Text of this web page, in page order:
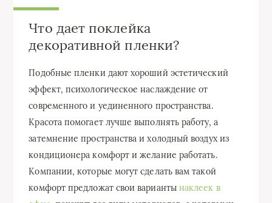
Что дает поклейка
декоративной пленки?
Подобные пленки дают хороший эстетический
эффект, психологическое наслаждение от
современного и уединенного пространства.
Красота помогает лучше выполнять работу, а
затемнение пространства и холодный воздух из
кондиционера комфорт и желание работать.
Компании, которые могут сделать вам такой
комфорт предложат свои варианты наклеек в